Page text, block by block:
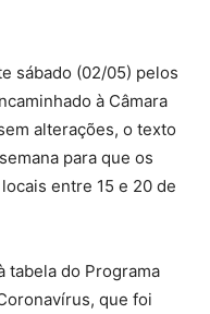
sábado (02/05) pelos
à Câmara
alterações, o texto
para que os
entre 15 e 20 de
tabela do Programa
que foi